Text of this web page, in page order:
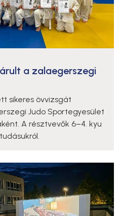
a zalaegerszegi
sikeres övvizsgát
Judo Sportegyesület
A résztvevők 6–4. kyu